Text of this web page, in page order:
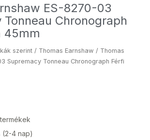
ES-8270-03
Chronograph
45mm
szerint / Thomas Earnshaw / Thomas
Supremacy Tonneau Chronograph Férfi
(2-4 nap)